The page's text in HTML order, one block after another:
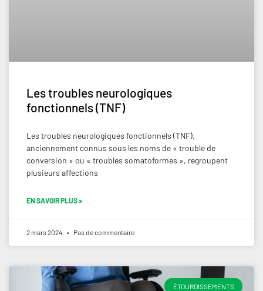
Les troubles neurologiques
fonctionnels (TNF)
Les troubles neurologiques fonctionnels (TNF),
anciennement connus sous les noms de « trouble de
conversion » ou « troubles somatoformes », regroupent
plusieurs affections
EN SAVOIR PLUS »
2 mars 2024 Pas de commentaire
ÉTOURDISSEMENTS